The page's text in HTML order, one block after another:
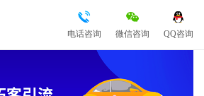
QQ咨询
微信咨询
电话咨询